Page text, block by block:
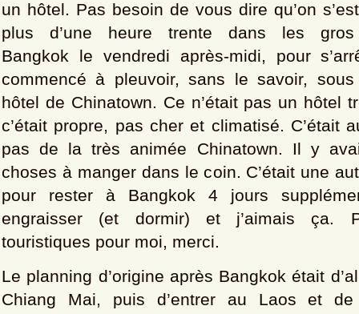
un hôtel. Pas besoin de vous dire qu’on
plus d’une heure trente dans les
Bangkok le vendredi après-midi, pour
commencé à pleuvoir, sans le savoir, sous
hôtel de Chinatown. Ce n’était pas un hôtel
c’était propre, pas cher et climatisé. C’était
pas de la très animée Chinatown. Il y
choses à manger dans le coin. C’était une
pour rester à Bangkok 4 jours
engraisser (et dormir) et j’aimais ça.
touristiques pour moi, merci.
Le planning d’origine après Bangkok était
Chiang Mai, puis d’entrer au Laos et